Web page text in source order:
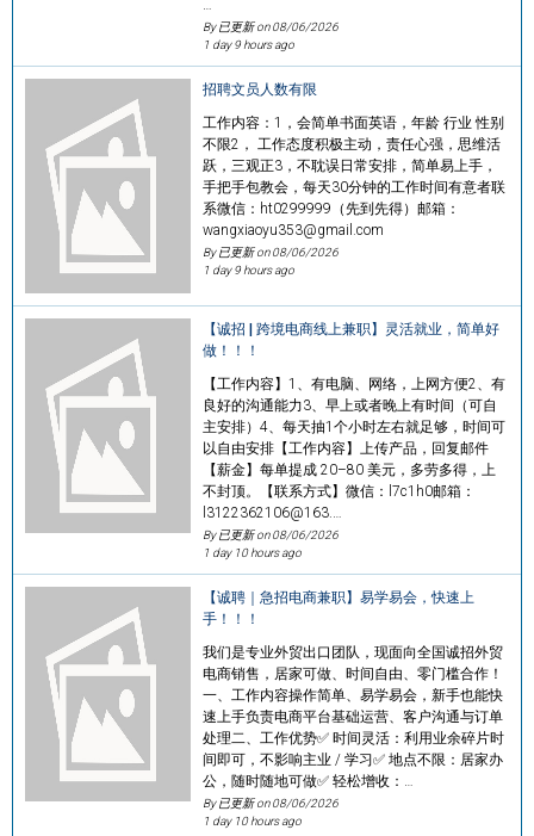
By 已更新 on08/06/2026
1 day 9 hours ago
招聘文员人数有限
工作内容：1，会简单书面英语，年龄 行业 性别
不限2， 工作态度积极主动，责任心强，思维活
跃，三观正3，不耽误日常安排，简单易上手，
手把手包教会，每天30分钟的工作时间有意者联
系微信：ht0299999（先到先得）邮箱：
wangxiaoyu353@gmail.com
By 已更新 on08/06/2026
1 day 9 hours ago
【诚招 | 跨境电商线上兼职】灵活就业，简单好
做！！！
【工作内容】1、有电脑、网络，上网方便2、有
良好的沟通能力3、早上或者晚上有时间（可自
主安排）4、每天抽1个小时左右就足够，时间可
以自由安排【工作内容】上传产品，回复邮件
【薪金】每单提成 20–80 美元，多劳多得，上
不封顶。【联系方式】微信：l7c1h0邮箱：
l3122362106@163.…
By 已更新 on08/06/2026
1 day 10 hours ago
【诚聘｜急招电商兼职】易学易会，快速上
手！！！
我们是专业外贸出口团队，现面向全国诚招外贸
电商销售，居家可做、时间自由、零门槛合作！
一、工作内容操作简单、易学易会，新手也能快
速上手负责电商平台基础运营、客户沟通与订单
处理二、工作优势✅ 时间灵活：利用业余碎片时
间即可，不影响主业 / 学习✅ 地点不限：居家办
公，随时随地可做✅ 轻松增收：…
By 已更新 on08/06/2026
1 day 10 hours ago